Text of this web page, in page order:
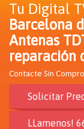
Tu Digital
Barcelona
Antenas
reparación
Contacte Sin
Solicitar
LLamenos!